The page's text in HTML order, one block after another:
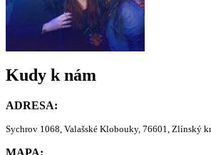
Kudy k nám
ADRESA:
Sychrov 1068, Valašské Klobouky, 76601, Zlínský